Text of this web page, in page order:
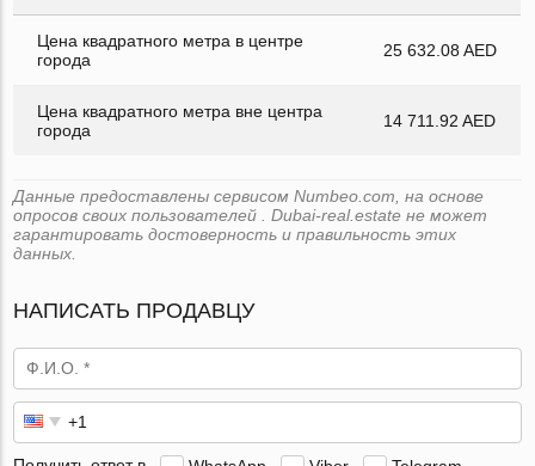
Цена квадратного метра в центре
города
25 632.08 AED
Цена квадратного метра вне центра
города
14 711.92 AED
Данные предоставлены сервисом Numbeo.com, на основе
опросов своих пользователей . Dubai-real.estate не может
гарантировать достоверность и правильность этих
данных.
НАПИСАТЬ ПРОДАВЦУ